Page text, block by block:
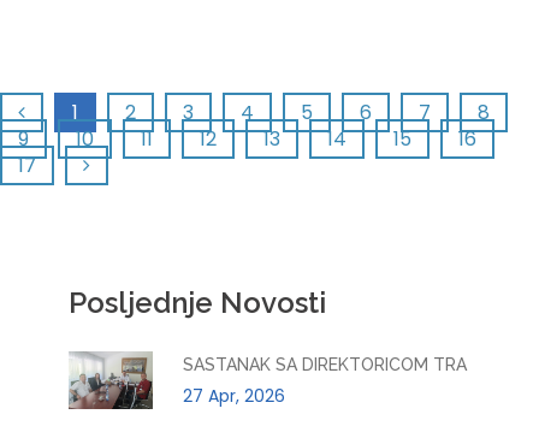
1 2 3 4 5 6 7
8
9
10 11 12 13 14 15
16
17
Posljednje Novosti
SASTANAK SA DIREKTORICOM TRA
27 Apr, 2026